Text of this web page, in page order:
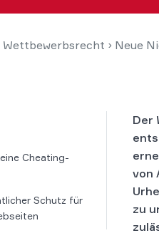
Wettbewerbsrecht › Neue
Cheating-
Schutz für
Der
von
zu